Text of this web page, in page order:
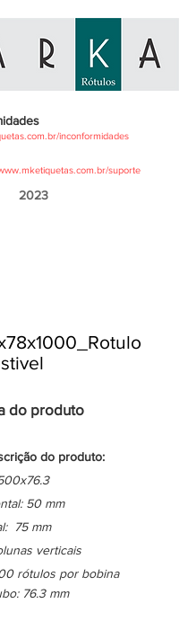
inconformidades
suporte
2023
do produto
do produto:
50 mm
75 mm
verticais
rótulos por bobina
76.3 mm